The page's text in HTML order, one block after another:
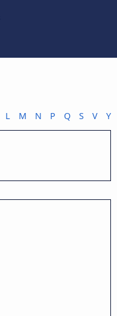
L M N P Q S V Y